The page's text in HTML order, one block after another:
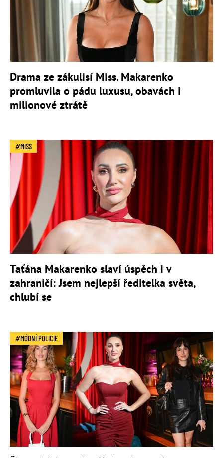
Drama ze zákulisí Miss. Makarenko
promluvila o pádu luxusu, obavách i
milionové ztrátě
MISS
Taťána Makarenko slaví úspěch i v
zahraničí: Jsem nejlepší ředitelka světa,
chlubí se
MÓDNÍ POLICIE